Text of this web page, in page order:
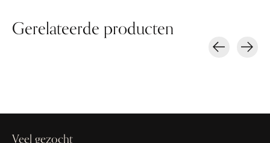
Gerelateerde producten
Veel gezocht